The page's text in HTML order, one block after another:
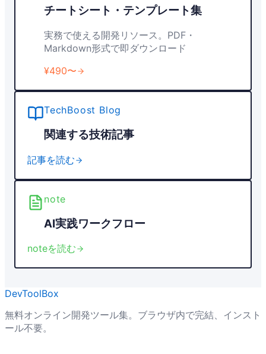
チートシート・テンプレート集
実務で使える開発リソース。PDF・
Markdown形式で即ダウンロード
¥490〜
TechBoost Blog
関連する技術記事
記事を読む
note
AI実践ワークフロー
noteを読む
DevToolBox
無料オンライン開発ツール集。ブラウザ内で完結、インスト
ール不要。